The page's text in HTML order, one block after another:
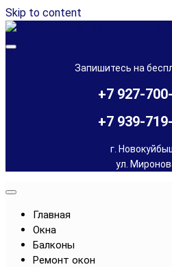
Skip to content
Остекление балконов и лоджий,
Запишитесь на
+7 927-
+7 939-
г.
ул.
Главная
Окна
Балконы
Ремонт окон